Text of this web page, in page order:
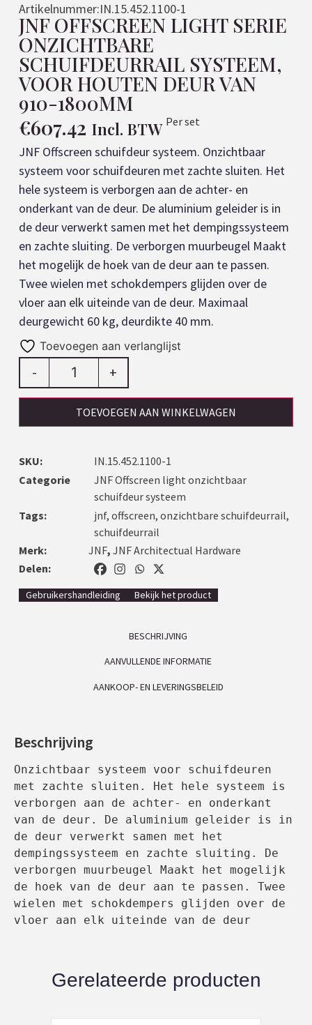
Artikelnummer:IN.15.452.1100-1
JNF OFFSCREEN LIGHT SERIE
ONZICHTBARE
SCHUIFDEURRAIL SYSTEEM,
VOOR HOUTEN DEUR VAN
910-1800MM
€607.42 Incl. BTW Per set
JNF Offscreen schuifdeur systeem. Onzichtbaar
systeem voor schuifdeuren met zachte sluiten. Het
hele systeem is verborgen aan de achter- en
onderkant van de deur. De aluminium geleider is in
de deur verwerkt samen met het dempingssysteem
en zachte sluiting. De verborgen muurbeugel Maakt
het mogelijk de hoek van de deur aan te passen.
Twee wielen met schokdempers glijden over de
vloer aan elk uiteinde van de deur. Maximaal
deurgewicht 60 kg, deurdikte 40 mm.
Toevoegen aan verlanglijst
- +
TOEVOEGEN AAN WINKELWAGEN
SKU:
IN.15.452.1100-1
Categorie
JNF Offscreen light onzichtbaar
schuifdeur systeem
Tags:
jnf, offscreen, onzichtbare schuifdeurrail,
schuifdeurrail
Merk:
JNF, JNF Architectual Hardware
Delen:
Gebruikershandleiding Bekijk het product
BESCHRIJVING
AANVULLENDE INFORMATIE
AANKOOP- EN LEVERINGSBELEID
Beschrijving
Onzichtbaar systeem voor schuifdeuren
met zachte sluiten. Het hele systeem is
verborgen aan de achter- en onderkant
van de deur. De aluminium geleider is in
de deur verwerkt samen met het
dempingssysteem en zachte sluiting. De
verborgen muurbeugel Maakt het mogelijk
de hoek van de deur aan te passen. Twee
wielen met schokdempers glijden over de
vloer aan elk uiteinde van de deur
Gerelateerde producten